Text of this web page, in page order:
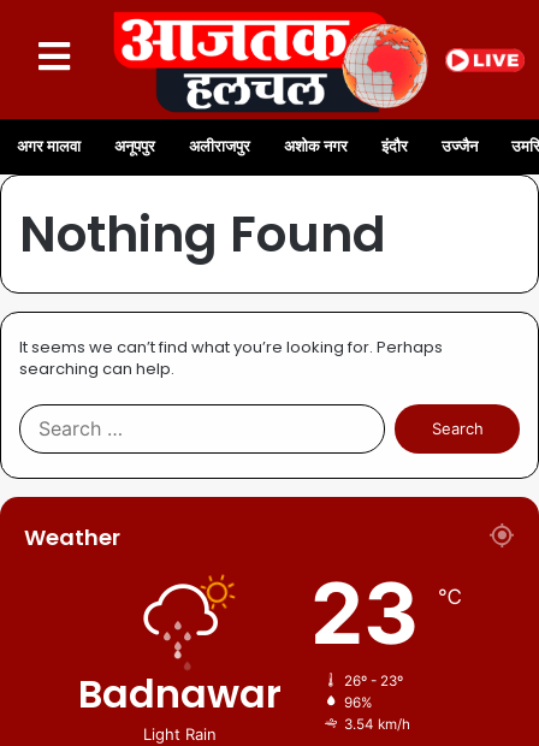
अगर मालवा अनूपपुर अलीराजपुर अशोक नगर इंदौर उज्जैन
Nothing Found
It seems we can’t find what you’re looking for. Perhaps
searching can help.
Weather
Badnawar
Light Rain
23 ℃
26º - 23º
96%
3.54 km/h